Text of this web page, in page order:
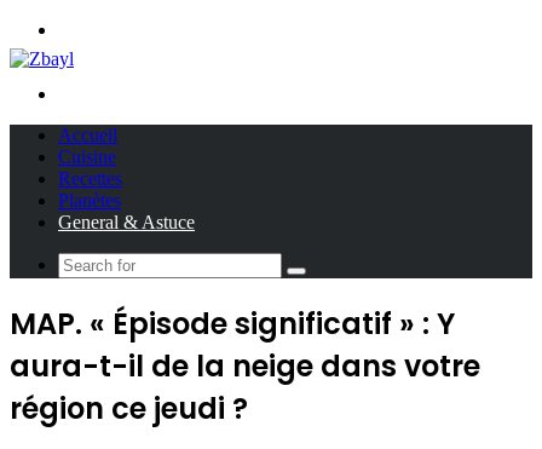
Accueil
Cuisine
Recettes
Planètes
General & Astuce
Search
MAP. « Épisode significatif » : Y
aura-t-il de la neige dans votre
région ce jeudi ?